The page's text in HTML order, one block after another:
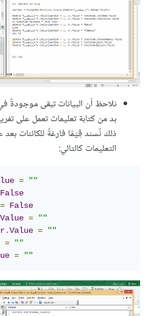
نلاحظ أن البيانات تبقى موجودةً في
بد من كتابة تعليمات تعمل على
ذلك نُسند قِيَمًا فارغةً للكائنات
التعليمات كالتالي:
=
""
False
= False
Value =
""
.Value =
""
=
""
= ""